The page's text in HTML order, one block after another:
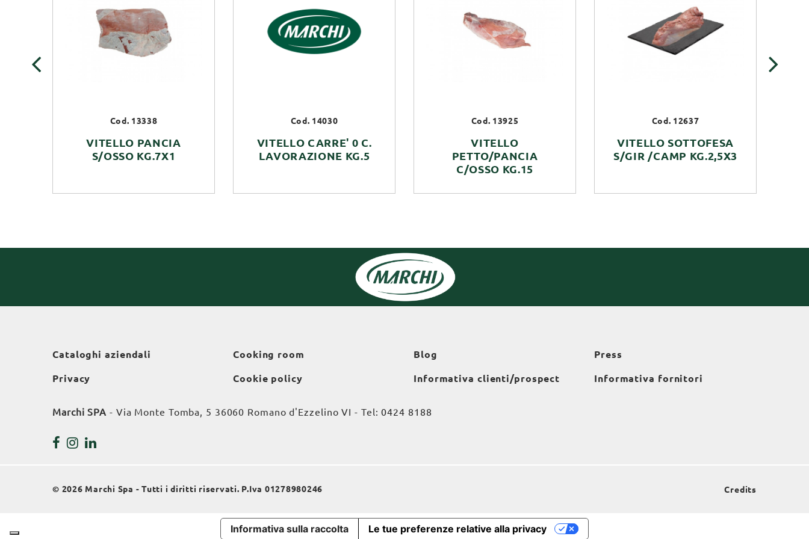
Cod. 13338
VITELLO PANCIA
S/OSSO KG.7X1
Cod. 14030
VITELLO CARRE' 0 C.
LAVORAZIONE KG.5
Cod. 13925
VITELLO
PETTO/PANCIA
C/OSSO KG.15
Cod. 12637
VITELLO SOTTOFESA
S/GIR /CAMP KG.2,5X3
Cataloghi aziendali
Privacy
Cooking room
Cookie policy
Blog
Informativa clienti/prospect
Press
Informativa fornitori
Marchi SPA - Via Monte Tomba, 5 36060 Romano d'Ezzelino VI - Tel:0424 8188
© 2026 Marchi Spa - Tutti i diritti riservati. P.Iva 01278980246 Credits
Informativa sulla raccolta Le tue preferenze relative alla privacy